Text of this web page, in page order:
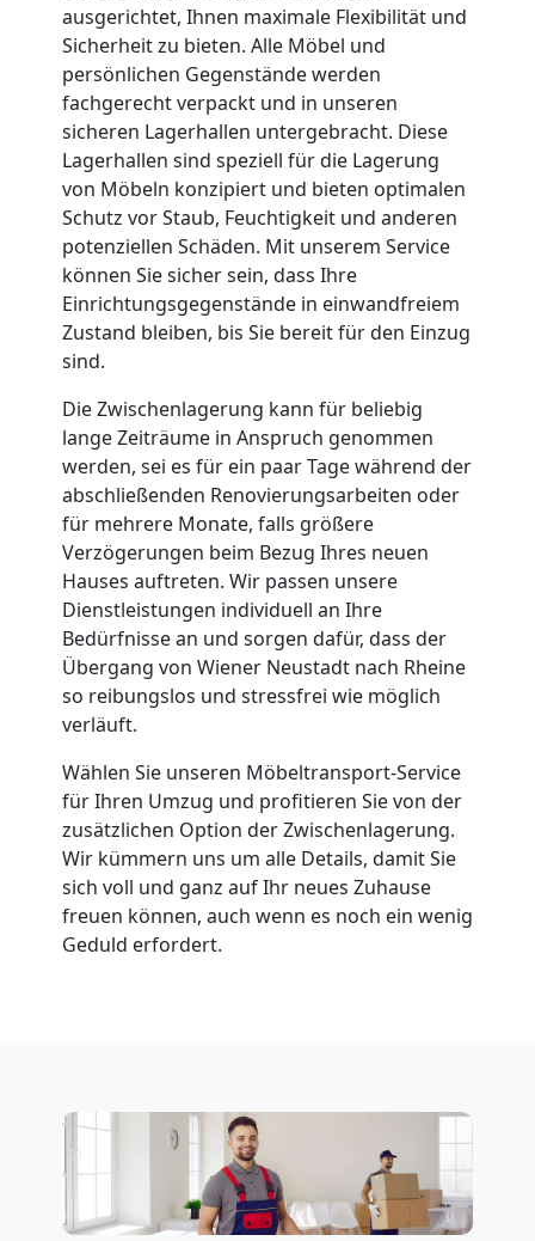
ausgerichtet, Ihnen maximale Flexibilität und
Sicherheit zu bieten. Alle Möbel und
persönlichen Gegenstände werden
fachgerecht verpackt und in unseren
sicheren Lagerhallen untergebracht. Diese
Lagerhallen sind speziell für die Lagerung
von Möbeln konzipiert und bieten optimalen
Schutz vor Staub, Feuchtigkeit und anderen
potenziellen Schäden. Mit unserem Service
können Sie sicher sein, dass Ihre
Einrichtungsgegenstände in einwandfreiem
Zustand bleiben, bis Sie bereit für den Einzug
sind.
Die Zwischenlagerung kann für beliebig
lange Zeiträume in Anspruch genommen
werden, sei es für ein paar Tage während der
abschließenden Renovierungsarbeiten oder
für mehrere Monate, falls größere
Verzögerungen beim Bezug Ihres neuen
Hauses auftreten. Wir passen unsere
Dienstleistungen individuell an Ihre
Bedürfnisse an und sorgen dafür, dass der
Übergang von Wiener Neustadt nach Rheine
so reibungslos und stressfrei wie möglich
verläuft.
Wählen Sie unseren Möbeltransport-Service
für Ihren Umzug und profitieren Sie von der
zusätzlichen Option der Zwischenlagerung.
Wir kümmern uns um alle Details, damit Sie
sich voll und ganz auf Ihr neues Zuhause
freuen können, auch wenn es noch ein wenig
Geduld erfordert.
Service-
Umzug
Wiener
Neustadt
Qualitäts-
Umzüge
Wiener
Neustadt
Vereinsumzug
Wiener
Neustadt
Anfrage
Möbeltransport
International
Beiladung